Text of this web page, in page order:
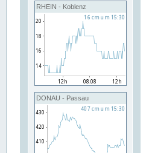
RHEIN - Koblenz
DONAU - Passau